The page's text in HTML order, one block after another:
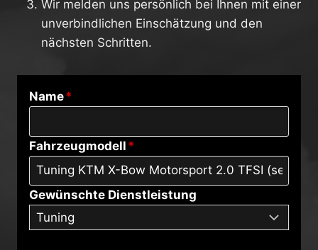
Wir melden uns persönlich bei Ihnen mit einer
unverbindlichen Einschätzung und den
nächsten Schritten.
Name*
Fahrzeugmodell *
Gewünschte Dienstleistung